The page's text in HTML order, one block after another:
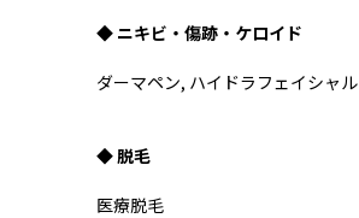
◆ ニキビ・傷跡・ケロイド
ダーマペン, ハイドラフェイシャル
◆ 脱毛
医療脱毛